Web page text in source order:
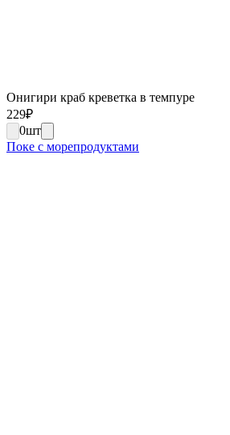
Онигири краб креветка в темпуре
229₽
0шт
Поке с морепродуктами